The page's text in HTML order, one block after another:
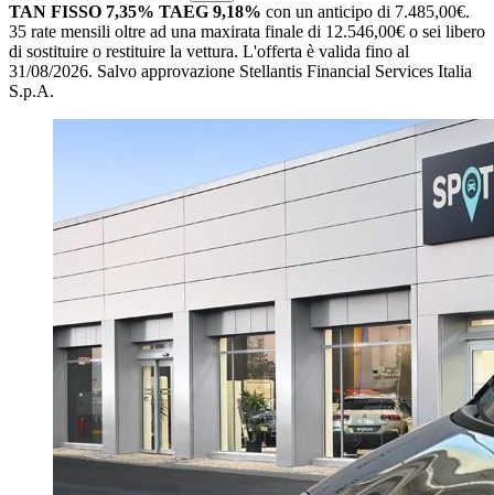
TAN FISSO 7,35% TAEG 9,18% con un anticipo di 7.485,00€.
35 rate mensili oltre ad una maxirata finale di 12.546,00€ o sei libero
di sostituire o restituire la vettura. L'offerta è valida fino al
31/08/2026. Salvo approvazione Stellantis Financial Services Italia
S.p.A.